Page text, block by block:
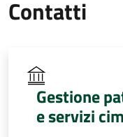
Contatti
Gestione
e servizi